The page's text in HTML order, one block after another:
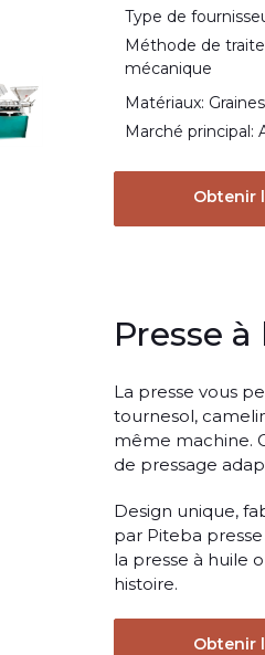
Type de
Méthode de
mécanique
Matériaux:
Marché principal:
Obtenir
Presse
La presse vous
tournesol,
même machine.
de pressage
Design unique,
par Piteba
la presse à huile
histoire.
Obtenir